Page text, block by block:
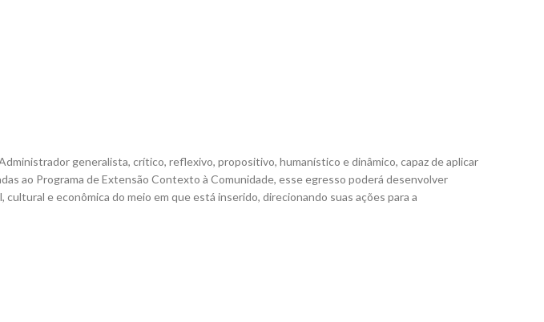
generalista, crítico, reflexivo, propositivo, humanístico e dinâmico, capaz de aplicar
ao Programa de Extensão Contexto à Comunidade, esse egresso poderá desenvolver
e econômica do meio em que está inserido, direcionando suas ações para a